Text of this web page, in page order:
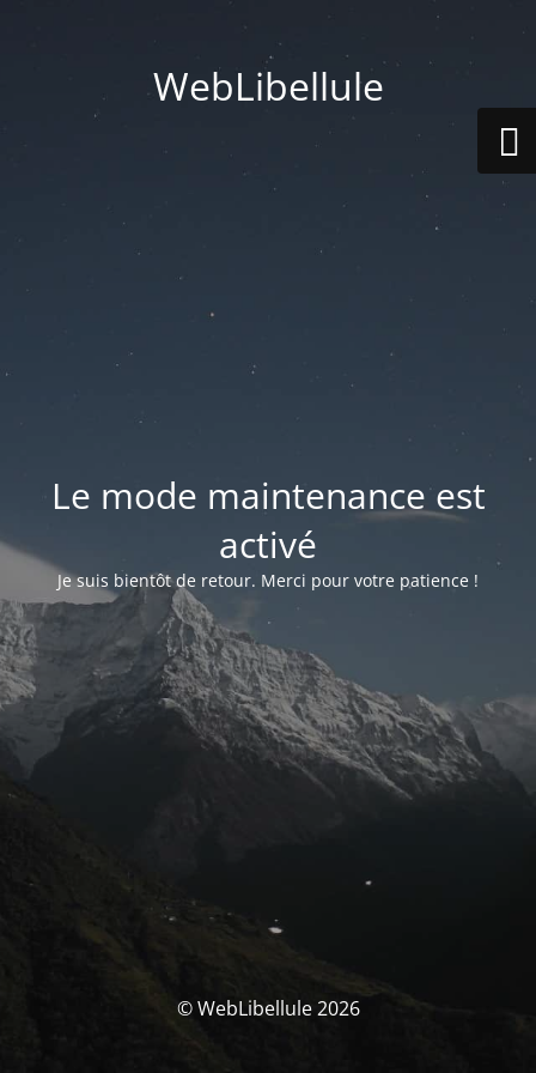
WebLibellule
Le mode maintenance est
activé
Je suis bientôt de retour. Merci pour votre patience !
© WebLibellule 2026